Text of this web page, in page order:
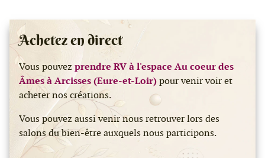
Achetez en direct
Vous pouvez prendre RV à l'espace Au coeur des
Âmes à Arcisses (Eure-et-Loir)pour venir voir et
acheter nos créations.
Vous pouvez aussi venir nous retrouver lors des
salons du bien-être auxquels nous participons.